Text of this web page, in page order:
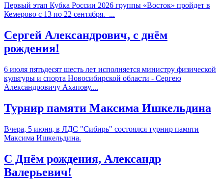
Первый этап Кубка России 2026 группы «Восток» пройдет в
Кемерово с 13 по 22 сентября. ...
Сергей Александрович, с днём
рождения!
​6 июля пятьдесят шесть лет исполняется министру физической
культуры и спорта Новосибирской области - Сергею
Александровичу Ахапову....
Турнир памяти Максима Ишкельдина
Вчера, 5 июня, в ЛДС "Сибирь" состоялся турнир памяти
Максима Ишкельдина.
С Днём рождения, Александр
Валерьевич!